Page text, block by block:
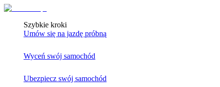
Szybkie kroki
Umów się na jazdę próbną
Wyceń swój samochód
Ubezpiecz swój samochód